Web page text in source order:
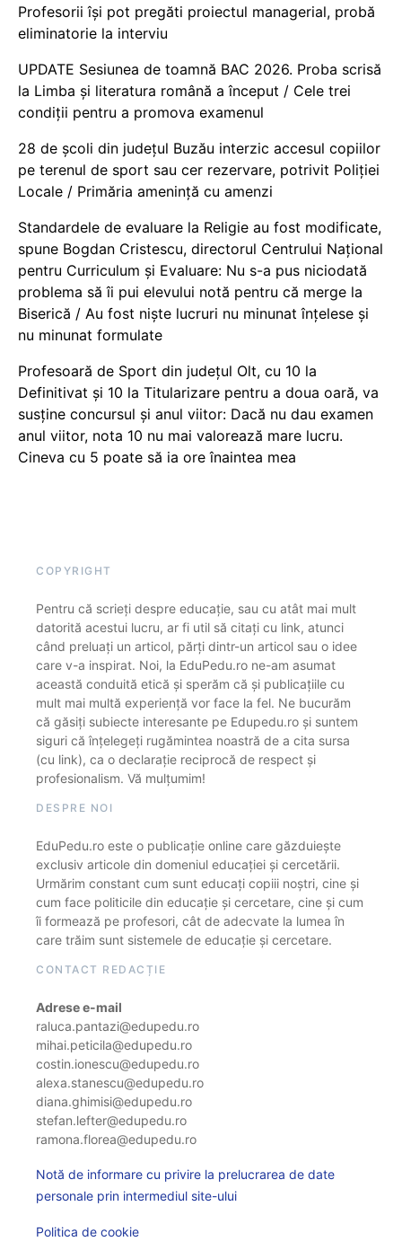
Profesorii își pot pregăti proiectul managerial, probă
eliminatorie la interviu
UPDATE Sesiunea de toamnă BAC 2026. Proba scrisă
la Limba și literatura română a început / Cele trei
condiții pentru a promova examenul
28 de școli din județul Buzău interzic accesul copiilor
pe terenul de sport sau cer rezervare, potrivit Poliției
Locale / Primăria amenință cu amenzi
Standardele de evaluare la Religie au fost modificate,
spune Bogdan Cristescu, directorul Centrului Național
pentru Curriculum și Evaluare: Nu s-a pus niciodată
problema să îi pui elevului notă pentru că merge la
Biserică / Au fost niște lucruri nu minunat înțelese și
nu minunat formulate
Profesoară de Sport din județul Olt, cu 10 la
Definitivat și 10 la Titularizare pentru a doua oară, va
susține concursul și anul viitor: Dacă nu dau examen
anul viitor, nota 10 nu mai valorează mare lucru.
Cineva cu 5 poate să ia ore înaintea mea
COPYRIGHT
Pentru că scrieți despre educație, sau cu atât mai mult
datorită acestui lucru, ar fi util să citați cu link, atunci
când preluați un articol, părți dintr-un articol sau o idee
care v-a inspirat. Noi, la EduPedu.ro ne-am asumat
această conduită etică și sperăm că și publicațiile cu
mult mai multă experiență vor face la fel. Ne bucurăm
că găsiți subiecte interesante pe Edupedu.ro și suntem
siguri că înțelegeți rugămintea noastră de a cita sursa
(cu link), ca o declarație reciprocă de respect și
profesionalism. Vă mulțumim!
DESPRE NOI
EduPedu.ro este o publicație online care găzduiește
exclusiv articole din domeniul educației și cercetării.
Urmărim constant cum sunt educați copiii noștri, cine și
cum face politicile din educație și cercetare, cine și cum
îi formează pe profesori, cât de adecvate la lumea în
care trăim sunt sistemele de educație și cercetare.
CONTACT REDACȚIE
Adrese e-mail
raluca.pantazi@edupedu.ro
mihai.peticila@edupedu.ro
costin.ionescu@edupedu.ro
alexa.stanescu@edupedu.ro
diana.ghimisi@edupedu.ro
stefan.lefter@edupedu.ro
ramona.florea@edupedu.ro
Notă de informare cu privire la prelucrarea de date
personale prin intermediul site-ului
Politica de cookie